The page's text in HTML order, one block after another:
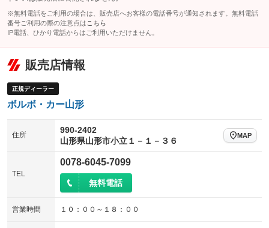
電動格納サードシート
：装備なし シートヒーター
：装備あり
ウォークスルー
：装備なし ：装備なし
シートエアコン
サイドカメラ
：装備なし
装備略号／用語解説
※無料電話をご利用の場合は、販売店へお客様の電話番号が通知されます。無料電話
番号ご利用の際の注意点は こちら
IP電話、ひかり電話からはご利用いただけません。
販売店情報
正規ディーラー
ボルボ・カー山形
住所
990-2402
山形県山形市小立１－１－３６
MAP
TEL
0078-6045-7099
無料電話
営業時間 １０：００～１８：００